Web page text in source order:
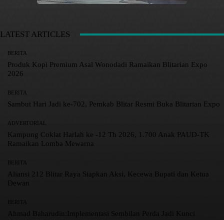
LATEST ARTICLES
BERITA
Produk Kopi Premium Asal Wonodadi Ramaikan Blitarian Expo
2026
BERITA
Sambut Hari Jadi ke-702, Pemkab Blitar Resmi Buka Blitarian Expo
ADVERTORIAL
Kampung Coklat Harlah ke -12 Th 2026, 1.700 Anak PAUD-TK
Ramaikan Lomba Mewarna
BERITA
Aliansi 212 Blitar Raya Siapkan Aksi, Kecewa Bupati dan Ketua
Dewan
BERITA
Ahmad Baharudin:Implementasi Sembilan Perda Jadi Kunci